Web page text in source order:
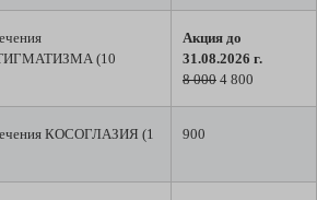
(10
Акция до
31.08.2026 г.
8 000 4 800
КОСОГЛАЗИЯ (1
900